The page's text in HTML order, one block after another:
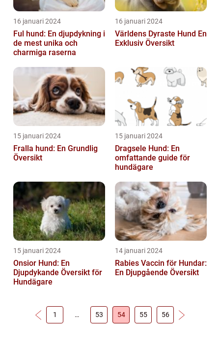
16 januari 2024
Ful hund: En djupdykning i
de mest unika och
charmiga raserna
16 januari 2024
Världens Dyraste Hund En
Exklusiv Översikt
15 januari 2024
Fralla hund: En Grundlig
Översikt
15 januari 2024
Dragsele Hund: En
omfattande guide för
hundägare
15 januari 2024
Onsior Hund: En
Djupdykande Översikt för
Hundägare
14 januari 2024
Rabies Vaccin för Hundar:
En Djupgående Översikt
1 … 53 54 55 56